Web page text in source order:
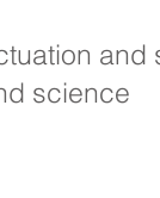
and
science